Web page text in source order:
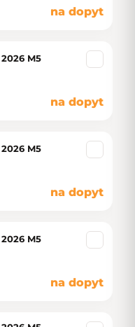
na dopyt
M5
na dopyt
M5
na dopyt
M5
na dopyt